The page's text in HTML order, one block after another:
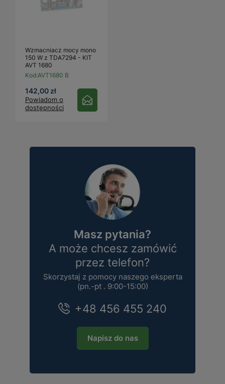
Wzmacniacz mocy mono
150 W z TDA7294 - KIT
AVT 1680
Kod:AVT1680 B
142,00 zł
Powiadom o
dostępności
Masz pytania?
A może chcesz zamówić
przez telefon?
Skorzystaj z pomocy naszego eksperta
(pn.-pt . 9:00-15:00)
+48 456 455 240
Napisz do nas